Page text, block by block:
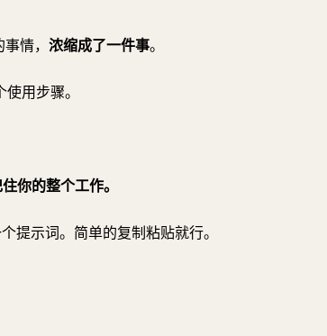
情， 浓缩成了一件事。
用步骤。
你的整个工作。
提示词。简单的复制粘贴就行。